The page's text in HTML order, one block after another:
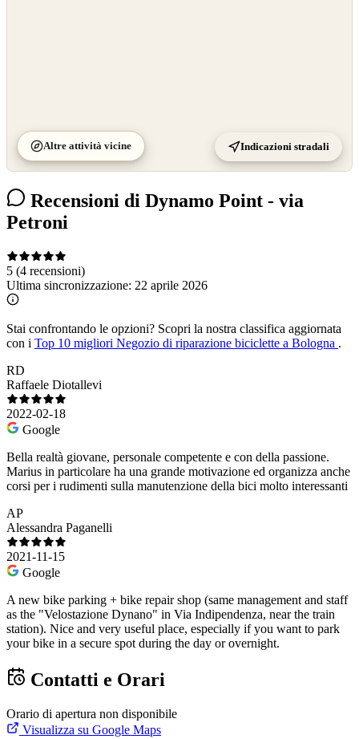
Altre attività vicine Indicazioni stradali
Recensioni di Dynamo Point - via
Petroni
5 (4 recensioni)
Ultima sincronizzazione: 22 aprile 2026
Stai confrontando le opzioni? Scopri la nostra classifica aggiornata
con i Top 10 migliori Negozio di riparazione biciclette a Bologna .
RD
Raffaele Diotallevi
2022-02-18
Google
Bella realtà giovane, personale competente e con della passione.
Marius in particolare ha una grande motivazione ed organizza anche
corsi per i rudimenti sulla manutenzione della bici molto interessanti
AP
Alessandra Paganelli
2021-11-15
Google
A new bike parking + bike repair shop (same management and staff
as the "Velostazione Dynano" in Via Indipendenza, near the train
station). Nice and very useful place, especially if you want to park
your bike in a secure spot during the day or overnight.
Contatti e Orari
Orario di apertura non disponibile
Visualizza su Google Maps